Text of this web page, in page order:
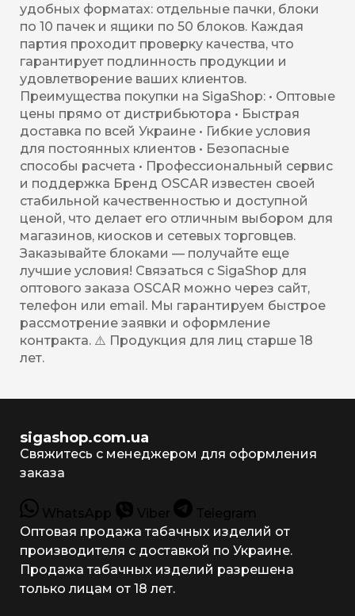
удобных форматах: отдельные пачки, блоки
по 10 пачек и ящики по 50 блоков. Каждая
партия проходит проверку качества, что
гарантирует подлинность продукции и
удовлетворение ваших клиентов.
Преимущества покупки на SigaShop: • Оптовые
цены прямо от дистрибьютора • Быстрая
доставка по всей Украине • Гибкие условия
для постоянных клиентов • Безопасные
способы расчета • Профессиональный сервис
и поддержка Бренд OSCAR известен своей
стабильной качественностью и доступной
ценой, что делает его отличным выбором для
магазинов, киосков и сетевых торговцев.
Заказывайте блоками — получайте еще
лучшие условия! Связаться с SigaShop для
оптового заказа OSCAR можно через сайт,
телефон или email. Мы гарантируем быстрое
рассмотрение заявки и оформление
контракта. ⚠️ Продукция для лиц старше 18
лет.
sigashop.com.ua
Свяжитесь с менеджером для оформления
заказа
WhatsApp Viber
Telegram
Оптовая продажа табачных изделий от
производителя с доставкой по Украине.
Продажа табачных изделий разрешена
только лицам от 18 лет.